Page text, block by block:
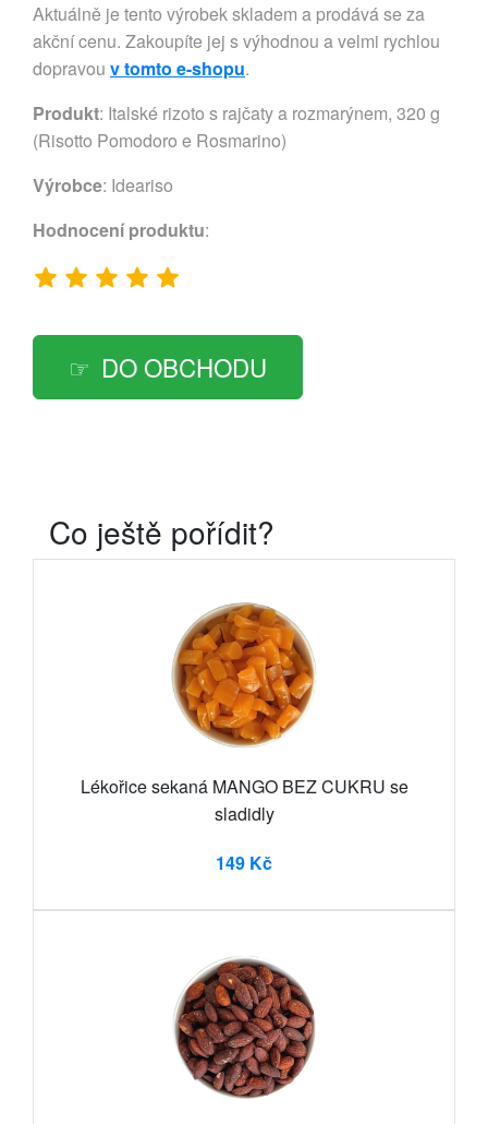
Aktuálně je tento výrobek skladem a prodává se za
akční cenu. Zakoupíte jej s výhodnou a velmi rychlou
dopravou v tomto e-shopu.
Produkt: Italské rizoto s rajčaty a rozmarýnem, 320 g
(Risotto Pomodoro e Rosmarino)
Výrobce: Ideariso
Hodnocení produktu:
DO OBCHODU
Co ještě pořídit?
Lékořice sekaná MANGO BEZ CUKRU se
sladidly
149 Kč